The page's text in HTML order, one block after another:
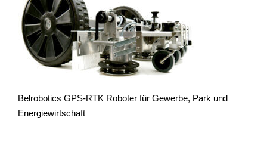
Belrobotics GPS-RTK Roboter für Gewerbe, Park und
Energiewirtschaft